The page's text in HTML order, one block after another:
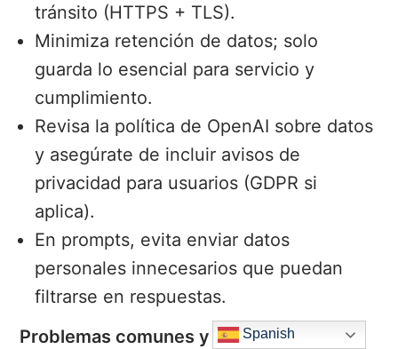
tránsito (HTTPS + TLS).
Minimiza retención de datos; solo
guarda lo esencial para servicio y
cumplimiento.
Revisa la política de OpenAI sobre datos
y asegúrate de incluir avisos de
privacidad para usuarios (GDPR si
aplica).
En prompts, evita enviar datos
personales innecesarios que puedan
filtrarse en respuestas.
Problemas comunes y soluciones
Spanish